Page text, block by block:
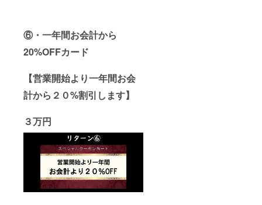
⑥・一年間お会計から
20%OFFカード
【営業開始より一年間お会
計から２０%割引します】
３万円